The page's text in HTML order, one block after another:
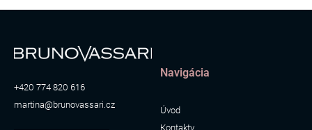
+420 774 820 616
martina@brunovassari.cz
Navigácia
Úvod
Kontakty